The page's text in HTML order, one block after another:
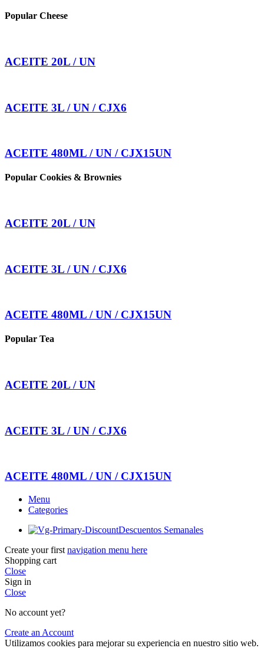
Popular Cheese
ACEITE 20L / UN
ACEITE 3L / UN / CJX6
ACEITE 480ML / UN / CJX15UN
Popular Cookies & Brownies
ACEITE 20L / UN
ACEITE 3L / UN / CJX6
ACEITE 480ML / UN / CJX15UN
Popular Tea
ACEITE 20L / UN
ACEITE 3L / UN / CJX6
ACEITE 480ML / UN / CJX15UN
Menu
Categories
Descuentos Semanales
Create your first navigation menu here
Shopping cart
Close
Sign in
Close
No account yet?
Create an Account
Utilizamos cookies para mejorar su experiencia en nuestro sitio web.